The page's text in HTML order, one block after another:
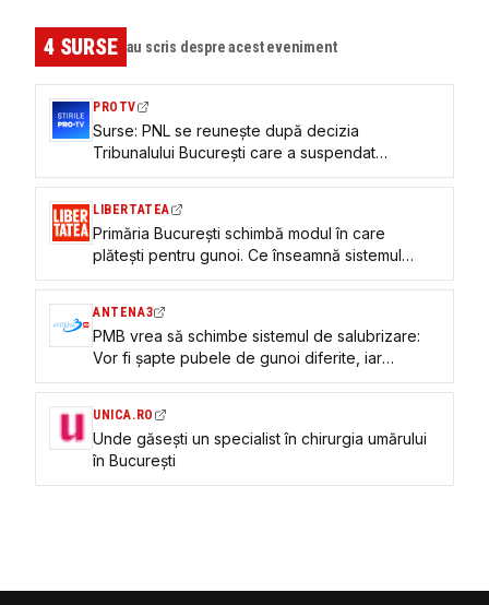
4SURSE au scris despre acest eveniment
PROTV
Surse: PNL se reunește după decizia
Tribunalului București care a suspendat
hotărârile Congresului extrordinar
LIBERTATEA
Primăria București schimbă modul în care
plătești pentru gunoi. Ce înseamnă sistemul
„Plătești pentru cât arunci”
ANTENA3
PMB vrea să schimbe sistemul de salubrizare:
Vor fi șapte pubele de gunoi diferite, iar
bucureștenii vor plăti „pentru cât aruncă”
UNICA.RO
Unde găsești un specialist în chirurgia umărului
în București